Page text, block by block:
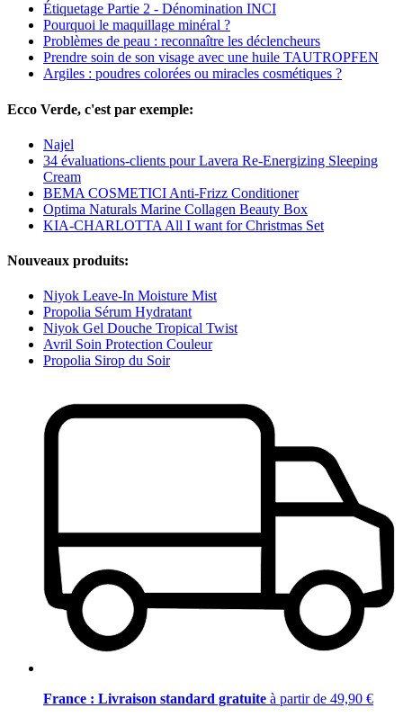
Étiquetage Partie 2 - Dénomination INCI
Pourquoi le maquillage minéral ?
Problèmes de peau : reconnaître les déclencheurs
Prendre soin de son visage avec une huile TAUTROPFEN
Argiles : poudres colorées ou miracles cosmétiques ?
Ecco Verde, c'est par exemple:
Najel
34 évaluations-clients pour Lavera Re-Energizing Sleeping
Cream
BEMA COSMETICI Anti-Frizz Conditioner
Optima Naturals Marine Collagen Beauty Box
KIA-CHARLOTTA All I want for Christmas Set
Nouveaux produits:
Niyok Leave-In Moisture Mist
Propolia Sérum Hydratant
Niyok Gel Douche Tropical Twist
Avril Soin Protection Couleur
Propolia Sirop du Soir
France : Livraison standard gratuite à partir de 49,90 €